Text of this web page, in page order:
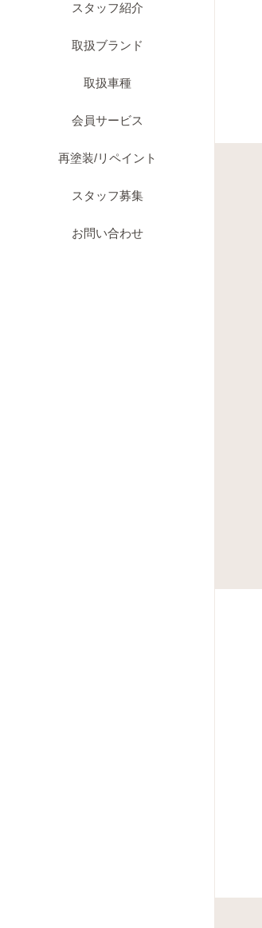
スタッフ紹介
取扱ブランド
取扱車種
会員サービス
再塗装/リペイント
スタッフ募集
お問い合わせ